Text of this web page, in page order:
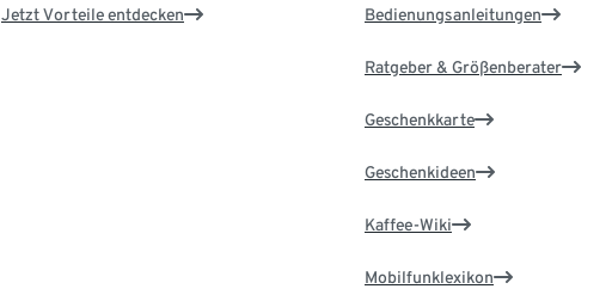
Jetzt Vorteile entdecken Bedienungsanleitungen
Ratgeber & Größenberater
Geschenkkarte
Geschenkideen
Kaffee-Wiki
Mobilfunklexikon